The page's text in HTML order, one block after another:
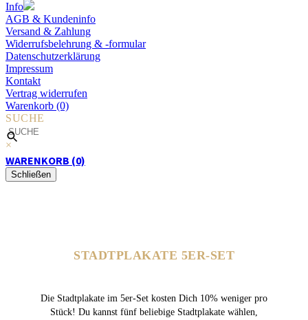
Info
AGB & Kundeninfo
Versand & Zahlung
Widerrufsbelehrung & -formular
Datenschutzerklärung
Impressum
Kontakt
Vertrag widerrufen
Warenkorb (0)
SUCHE
×
WARENKORB (0)
Schließen
STADTPLAKATE 5ER-SET
Die Stadtplakate im 5er-Set kosten Dich 10% weniger pro
Stück! Du kannst fünf beliebige Stadtplakate wählen,